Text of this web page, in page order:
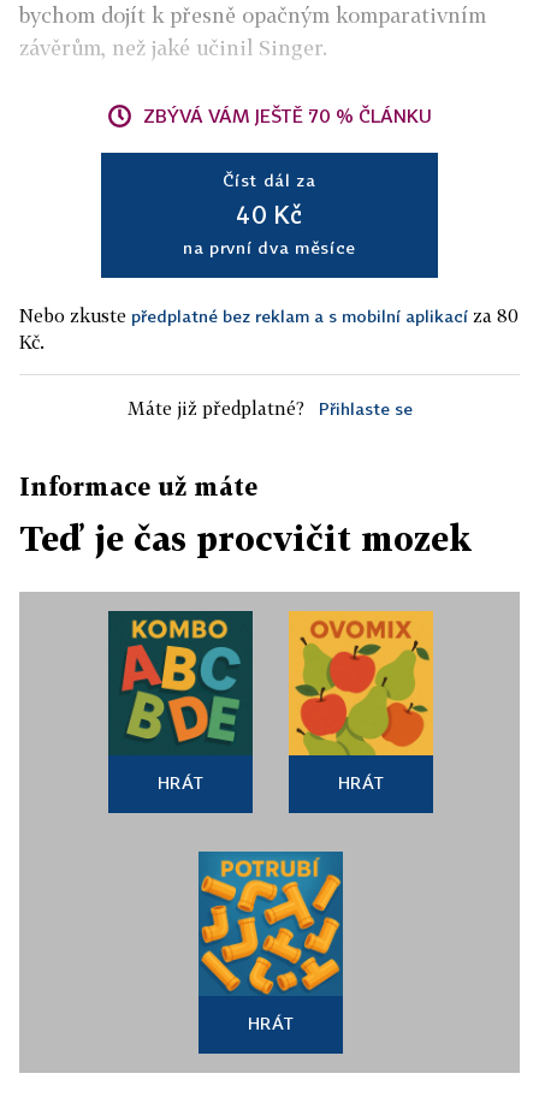
bychom dojít k přesně opačným komparativním
závěrům, než jaké učinil Singer.
ZBÝVÁ VÁM JEŠTĚ 70 % ČLÁNKU
Číst dál za
40 Kč
na první dva měsíce
Nebo zkuste předplatné bez reklam a s mobilní aplikací za 80
Kč.
Máte již předplatné? Přihlaste se
Informace už máte
Teď je čas procvičit mozek
HRÁT HRÁT
HRÁT